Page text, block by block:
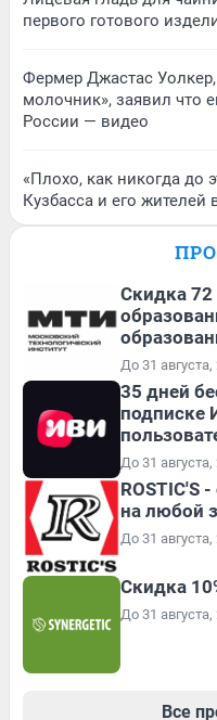
первого готового
Фермер Джастас
молочник», заявил что
России — видео
«Плохо, как никогда до
Кузбасса и его жителей
Скидка
До 31 августа,
35 дней
подписке
До 31 августа,
ROSTIC'S
на любой
До 31 августа,
Скидка
До 31 августа,
Все